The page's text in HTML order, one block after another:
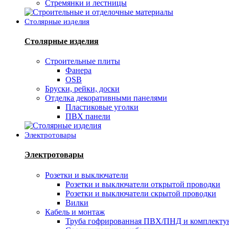
Стремянки и лестницы
Столярные изделия
Столярные изделия
Строительные плиты
Фанера
OSB
Бруски, рейки, доски
Отделка декоративными панелями
Пластиковые уголки
ПВХ панели
Электротовары
Электротовары
Розетки и выключатели
Розетки и выключатели открытой проводки
Розетки и выключатели скрытой проводки
Вилки
Кабель и монтаж
Труба гофрированная ПВХ/ПНД и